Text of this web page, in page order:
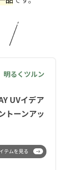
UVイデア
トーンアッ
明るくツルン
テムを見る